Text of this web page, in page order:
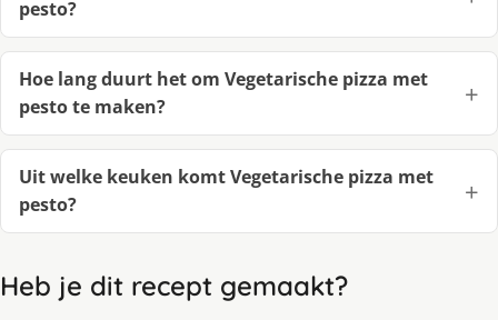
pesto?
Hoe lang duurt het om Vegetarische pizza met
pesto te maken?
Uit welke keuken komt Vegetarische pizza met
pesto?
Heb je dit recept gemaakt?